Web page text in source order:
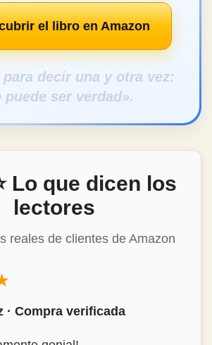
el libro en Amazon
para decir una y otra vez:
puede ser verdad».
Lo que dicen los
lectores
reales de clientes de Amazon
· Compra verificada